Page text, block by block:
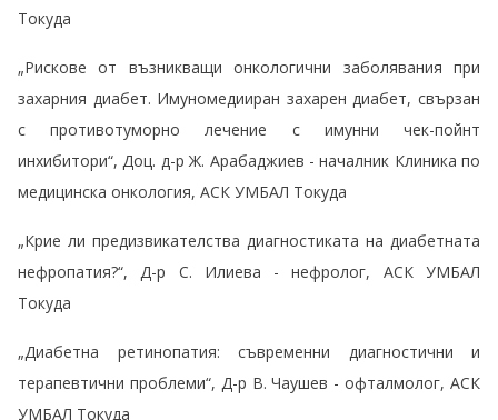
Токуда
„Рискове от възникващи онкологични заболявания при
захарния диабет. Имуномедииран захарен диабет, свързан
с противотуморно лечение с имунни чек-пойнт
инхибитори“, Доц. д-р Ж. Арабаджиев - началник Клиника по
медицинска онкология, АСК УМБАЛ Токуда
„Крие ли предизвикателства диагностиката на диабетната
нефропатия?“, Д-р С. Илиева - нефролог, АСК УМБАЛ
Токуда
„Диабетна ретинопатия: съвременни диагностични и
терапевтични проблеми“, Д-р В. Чаушев - офталмолог, АСК
УМБАЛ Токуда